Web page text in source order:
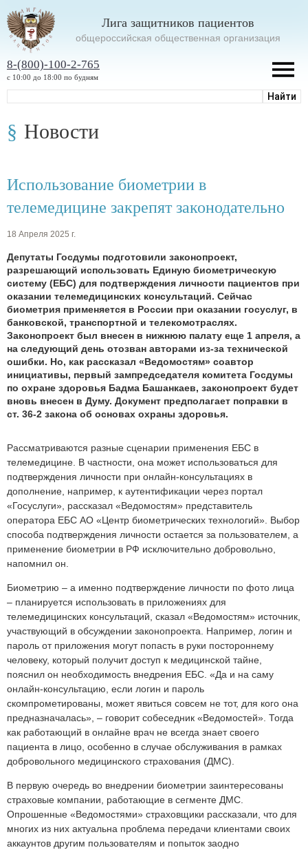
Лига защитников пациентов
oбщероссийская общественная организация
8-(800)-100-2-765
с 10:00 до 18:00 по будням
Новости
Использование биометрии в
телемедицине закрепят законодательно
18 Апреля 2025 г.
Депутаты Госдумы подготовили законопроект,
разрешающий использовать Единую биометрическую
систему (ЕБС) для подтверждения личности пациентов при
оказании телемедицинских консультаций. Сейчас
биометрия применяется в России при оказании госуслуг, в
банковской, транспортной и телекомотраслях.
Законопроект был внесен в нижнюю палату еще 1 апреля, а
на следующий день отозван авторами из-за технической
ошибки. Но, как рассказал «Ведомостям» соавтор
инициативы, первый зампредседателя комитета Госдумы
по охране здоровья Бадма Башанкаев, законопроект будет
вновь внесен в Думу. Документ предполагает поправки в
ст. 36-2 закона ​​об основах охраны здоровья.
Рассматриваются разные сценарии применения ЕБС в
телемедицине. В частности, она может использоваться для
подтверждения личности при онлайн-консультациях в
дополнение, например, к аутентификации через портал
«Госуслуги», рассказал «Ведомостям» представитель
оператора ЕБС АО «Центр биометрических технологий». Выбор
способа подтверждения личности остается за пользователем, а
применение биометрии в РФ исключительно добровольно,
напомнил он.
Биометрию – а именно подтверждение личности по фото лица
– планируется использовать в приложениях для
телемедицинских консультаций, сказал «Ведомостям» источник,
участвующий в обсуждении законопроекта. Например, логин и
пароль от приложения могут попасть в руки постороннему
человеку, который получит доступ к медицинской тайне,
пояснил он необходимость внедрения ЕБС. «Да и на саму
онлайн-консультацию, если логин и пароль
скомпрометированы, может явиться совсем не тот, для кого она
предназначалась», – говорит собеседник «Ведомостей». Тогда
как работающий в онлайне врач не всегда знает своего
пациента в лицо, особенно в случае обслуживания в рамках
добровольного медицинского страхования (ДМС).
В первую очередь во внедрении биометрии заинтересованы
страховые компании, работающие в сегменте ДМС.
Опрошенные «Ведомостями» страховщики рассказали, что для
многих из них актуальна проблема передачи клиентами своих
аккаунтов другим пользователям и попыток заодно